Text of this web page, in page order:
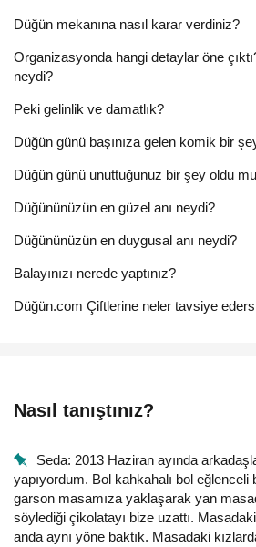
Düğün mekanına nasıl karar verdiniz?
Organizasyonda hangi detaylar öne
neydi?
Peki gelinlik ve damatlık?
Düğün günü başınıza gelen komik bir
Düğün günü unuttuğunuz bir şey oldu
Düğününüzün en güzel anı neydi?
Düğününüzün en duygusal anı neydi?
Balayınızı nerede yaptınız?
Düğün.com Çiftlerine neler tavsiye
Nasıl tanıştınız?
Seda: 2013 Haziran ayında
yapıyordum. Bol kahkahalı bol
garson masamıza yaklaşarak yan
söylediği çikolatayı bize uzattı.
anda aynı yöne baktık. Masadaki